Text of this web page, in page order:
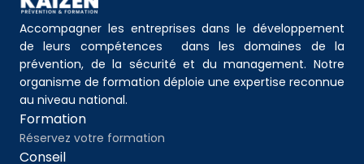
Accompagner les entreprises dans le développement
de leurs compétences  dans les domaines de la
prévention, de la sécurité et du management. Notre
organisme de formation déploie une expertise reconnue
au niveau national.
Formation
Réservez votre formation
Conseil